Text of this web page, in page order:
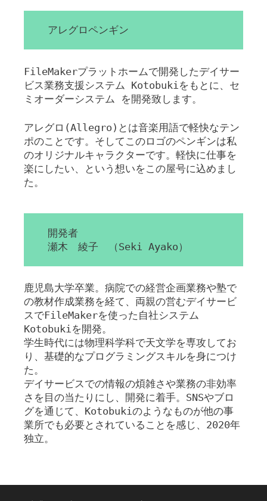
アレグロペンギン
FileMakerプラットホームで開発したデイサー
ビス業務支援システム Kotobukiをもとに、セ
ミオーダーシステム を開発致します。
アレグロ(Allegro)とは音楽用語で軽快なテン
ポのことです。そしてこのロゴのペンギンは私
のオリジナルキャラクターです。軽快に仕事を
楽にしたい、という想いをこの屋号に込めまし
た。
開発者
瀬木 綾子 （Seki Ayako）
鹿児島大学卒業。病院での経営企画業務や塾で
の教材作成業務を経て、両親の営むデイサービ
スでFileMakerを使った自社システム
Kotobukiを開発。
学生時代には物理科学科で天文学を専攻してお
り、基礎的なプログラミングスキルを身につけ
た。
デイサービスでの情報の煩雑さや業務の非効率
さを目の当たりにし、開発に着手。SNSやブロ
グを通じて、Kotobukiのようなものが他の事
業所でも必要とされていることを感じ、2020年
独立。